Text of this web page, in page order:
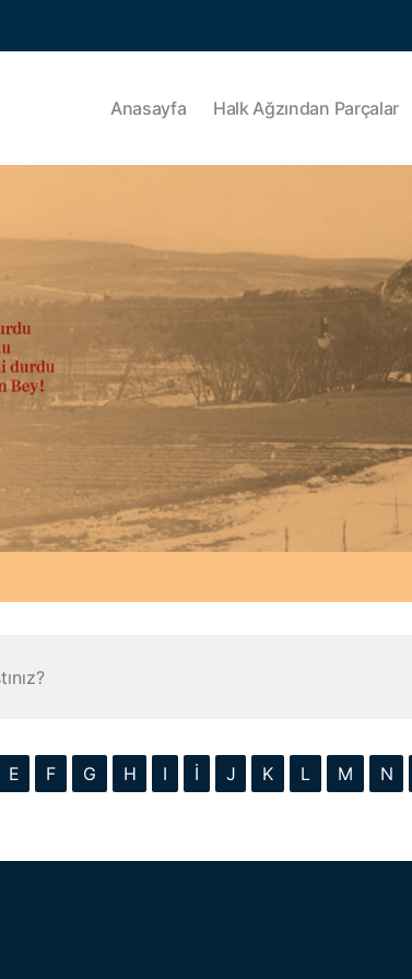
Anasayfa Halk Ağzından Parçalar
E F G H I İ J K L M N